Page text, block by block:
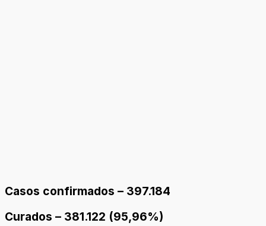
Casos confirmados – 397.184
Curados – 381.122 (95,96%)